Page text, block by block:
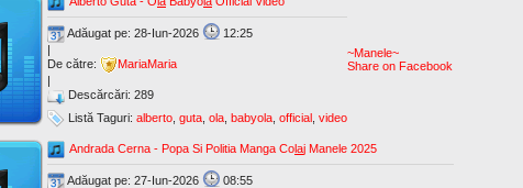
Adăugat pe: 28-Iun-2026
12:25
|
De către:
MariaMaria
|
Descărcări: 289
Listă Taguri: alberto guta ola babyola official video
~Manele~
Share on Facebook
Andrada Cerna - Popa Si Politia Manga Colaj Manele 2025
Adăugat pe: 27-Iun-2026
08:55